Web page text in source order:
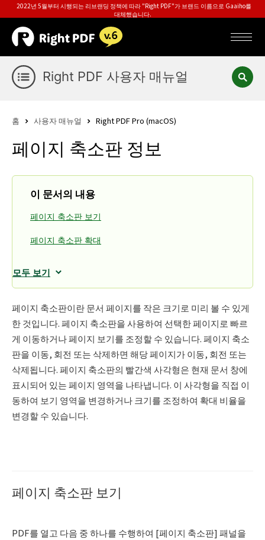
2022년 5월부터 시행되는 리브랜딩 정책에 따라 "Right PDF"가 브랜드 이름으로 Gaaiho를
대체했습니다.
Right PDF 사용자 매뉴얼
홈 사용자 매뉴얼 Right PDF Pro (macOS)
페이지 축소판 정보
이 문서의 내용
페이지 축소판 보기
페이지 축소판 확대
모두 보기
페이지 축소판이란 문서 페이지를 작은 크기로 미리 볼 수 있게
한 것입니다. 페이지 축소판을 사용하여 선택한 페이지로 빠르
게 이동하거나 페이지 보기를 조정할 수 있습니다. 페이지 축소
판을 이동, 회전 또는 삭제하면 해당 페이지가 이동, 회전 또는
삭제됩니다. 페이지 축소판의 빨간색 사각형은 현재 문서 창에
표시되어 있는 페이지 영역을 나타냅니다. 이 사각형을 직접 이
동하여 보기 영역을 변경하거나 크기를 조정하여 확대 비율을
변경할 수 있습니다.
페이지 축소판 보기
PDF를 열고 다음 중 하나를 수행하여 [페이지 축소판] 패널을